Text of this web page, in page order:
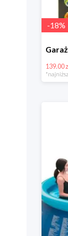
-18%
139.00